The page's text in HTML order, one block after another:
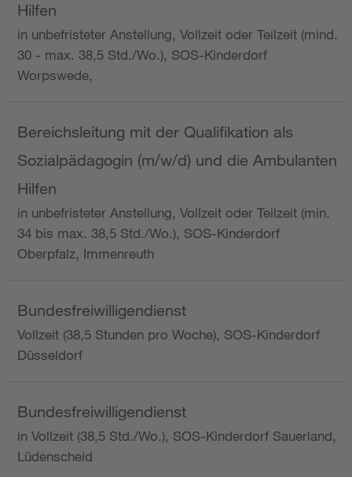
Hilfen
in unbefristeter Anstellung, Vollzeit oder Teilzeit (mind.
30 - max. 38,5 Std./Wo.), SOS-Kinderdorf
Worpswede,
Bereichsleitung mit der Qualifikation als
Sozialpädagogin (m/w/d) und die Ambulanten
Hilfen
in unbefristeter Anstellung, Vollzeit oder Teilzeit (min.
34 bis max. 38,5 Std./Wo.), SOS-Kinderdorf
Oberpfalz, Immenreuth
Bundesfreiwilligendienst
Vollzeit (38,5 Stunden pro Woche), SOS-Kinderdorf
Düsseldorf
Bundesfreiwilligendienst
in Vollzeit (38,5 Std./Wo.), SOS-Kinderdorf Sauerland,
Lüdenscheid